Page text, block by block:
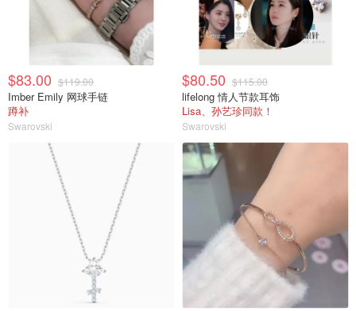
$83.00 $119.00
Imber Emily 网球手链
蹲补
Swarovski
$80.50 $115.00
lifelong 情人节款耳饰
Lisa、孙艺珍同款！
Swarovski